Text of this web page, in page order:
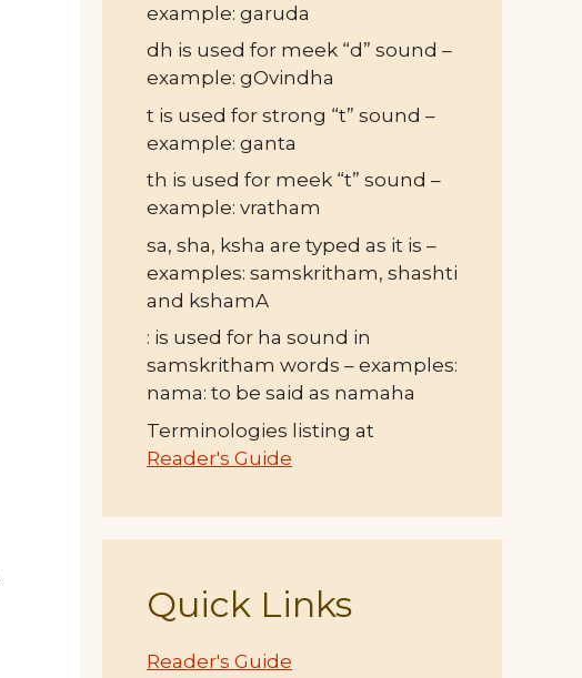
example: garuda
dh is used for meek “d” sound –
example: gOvindha
t is used for strong “t” sound –
example: ganta
th is used for meek “t” sound –
example: vratham
sa, sha, ksha are typed as it is –
examples: samskritham, shashti
and kshamA
: is used for ha sound in
samskritham words – examples:
nama: to be said as namaha
Terminologies listing at
Reader's Guide
Quick Links
Reader's Guide